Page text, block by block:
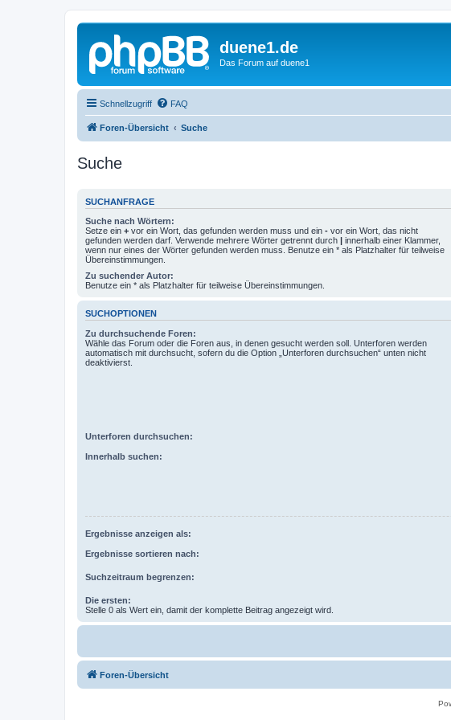
duene1.de
Das Forum auf duene1
Schnellzugriff FAQ
Foren-Übersicht Suche
Suche
SUCHANFRAGE
Suche nach Wörtern:
Setze ein + vor ein Wort, das gefunden werden muss und ein - vor ein Wort, das nicht
gefunden werden darf. Verwende mehrere Wörter getrennt durch | innerhalb einer Klammer,
wenn nur eines der Wörter gefunden werden muss. Benutze ein * als Platzhalter für teilweise
Übereinstimmungen.
Zu suchender Autor:
Benutze ein * als Platzhalter für teilweise Übereinstimmungen.
SUCHOPTIONEN
Zu durchsuchende Foren:
Wähle das Forum oder die Foren aus, in denen gesucht werden soll. Unterforen werden
automatisch mit durchsucht, sofern du die Option „Unterforen durchsuchen“ unten nicht
deaktivierst.
Unterforen durchsuchen:
Innerhalb suchen:
Ergebnisse anzeigen als:
Ergebnisse sortieren nach:
Suchzeitraum begrenzen:
Die ersten:
Stelle 0 als Wert ein, damit der komplette Beitrag angezeigt wird.
Foren-Übersicht